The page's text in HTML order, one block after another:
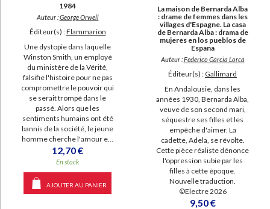
1984
Auteur :George Orwell
Éditeur(s) :Flammarion
Une dystopie dans laquelle
Winston Smith, un employé
du ministère de la Vérité,
falsifie l'histoire pour ne pas
compromettre le pouvoir qui
se serait trompé dans le
passé. Alors que les
sentiments humains ont été
bannis de la société, le jeune
homme cherche l'amour e...
12,70 €
En stock
AJOUTER AU PANIER
La maison de Bernarda Alba
: drame de femmes dans les
villages d'Espagne. La casa
de Bernarda Alba : drama de
mujeres en los pueblos de
Espana
Auteur :Federico Garcia Lorca
Éditeur(s) : Gallimard
En Andalousie, dans les
années 1930, Bernarda Alba,
veuve de son second mari,
séquestre ses filles et les
empêche d'aimer. La
cadette, Adela, se révolte.
Cette pièce réaliste dénonce
l'oppression subie par les
filles à cette époque.
Nouvelle traduction.
©Electre 2026
9,50 €